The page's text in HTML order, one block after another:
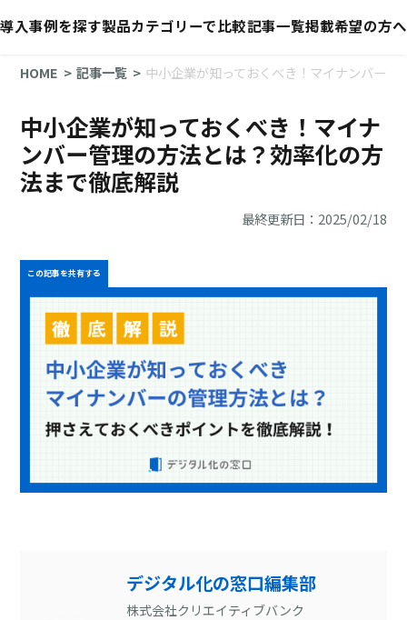
導入事例を探す製品カテゴリーで比較記事一覧掲載希望の方へ
HOME 記事一覧 中小企業が知っておくべき！マイナンバー
中小企業が知っておくべき！マイナ
ンバー管理の方法とは？効率化の方
法まで徹底解説
最終更新日：2025/02/18
この記事を共有する
デジタル化の窓口編集部
株式会社クリエイティブバンク